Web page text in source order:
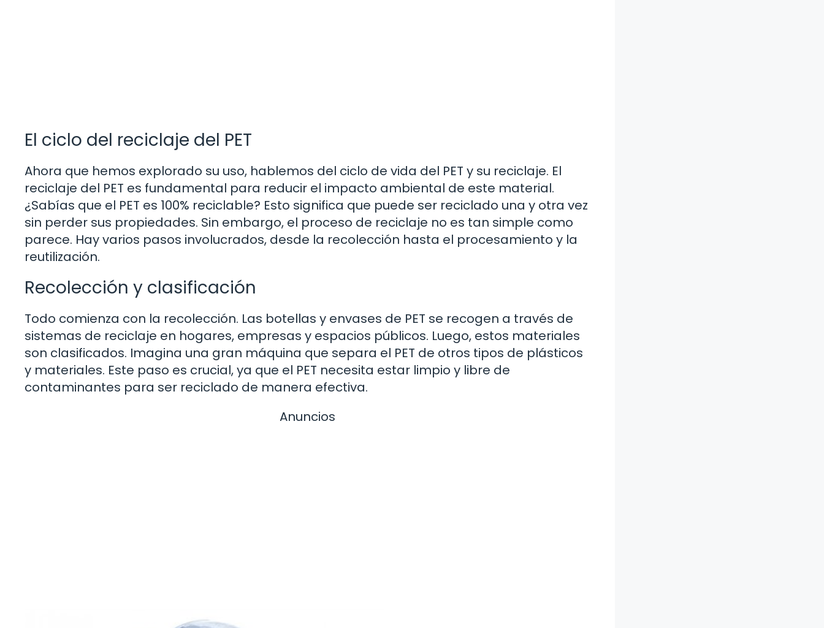
El ciclo del reciclaje del PET
Ahora que hemos explorado su uso, hablemos del ciclo de vida del PET y su reciclaje. El
reciclaje del PET es fundamental para reducir el impacto ambiental de este material.
¿Sabías que el PET es 100% reciclable? Esto significa que puede ser reciclado una y otra vez
sin perder sus propiedades. Sin embargo, el proceso de reciclaje no es tan simple como
parece. Hay varios pasos involucrados, desde la recolección hasta el procesamiento y la
reutilización.
Recolección y clasificación
Todo comienza con la recolección. Las botellas y envases de PET se recogen a través de
sistemas de reciclaje en hogares, empresas y espacios públicos. Luego, estos materiales
son clasificados. Imagina una gran máquina que separa el PET de otros tipos de plásticos
y materiales. Este paso es crucial, ya que el PET necesita estar limpio y libre de
contaminantes para ser reciclado de manera efectiva.
Anuncios